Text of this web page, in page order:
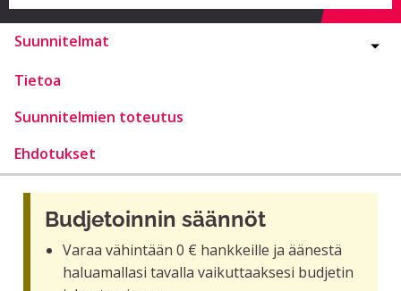
Suunnitelmat
Tietoa
Suunnitelmien toteutus
Ehdotukset
Budjetoinnin säännöt
Varaa vähintään 0 € hankkeille ja äänestä
haluamallasi tavalla vaikuttaaksesi budjetin